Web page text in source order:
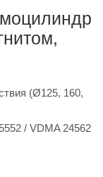
(Ø125, 160,
/ VDMA 24562